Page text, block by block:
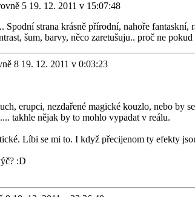
19. 12. 2011 v 15:07:48
Spodní strana krásně přírodní, nahoře
šum, barvy, něco zaretušuju.. proč ne
19. 12. 2011 v 0:03:23
erupci, nezdařené magické kouzlo, nebo by
takhle nějak by to mohlo vypadat v reálu.
Líbi se mi to. I když přecijenom ty efekty
:D